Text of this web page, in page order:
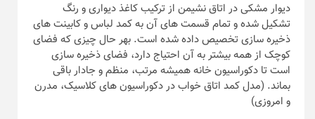
دیوار مشکی در اتاق نشیمن از ترکیب کاغذ دیواری و رنگ
تشکیل شده و تمام قسمت های آن به کمد لباس و کابینت های
ذخیره سازی تخصیص داده شده است. بهر حال چیزی که فضای
کوچک از همه بیشتر به آن احتیاج دارد، فضای ذخیره سازی
است تا دکوراسیون خانه همیشه مرتب، منظم و جادار باقی
بماند. (مدل کمد اتاق خواب در دکوراسیون های کلاسیک، مدرن
و امروزی)